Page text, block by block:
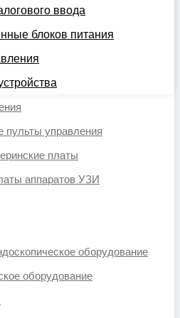
ввода
блоков питания
управления
платы
аппаратов УЗИ
оборудование
оборудование